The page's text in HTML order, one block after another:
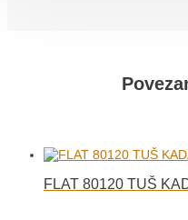
FLAT 80120 TUŠ